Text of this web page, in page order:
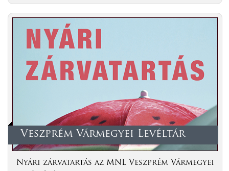
Veszprém Vármegyei Levéltár
Nyári zárvatartás az MNL Veszprém Vármegyei